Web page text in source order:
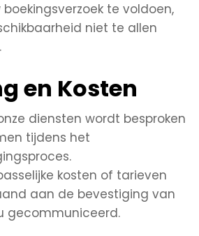
te voldoen,
niet te allen
en Kosten
diensten wordt besproken
tijdens het
kosten of tarieven
aan de bevestiging van
gecommuniceerd.